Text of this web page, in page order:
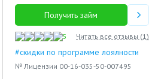
Получить займ
5 Читать все отзывы (1)
#скидки по программе лоялности
№ Лицензии 00-16-035-50-007495